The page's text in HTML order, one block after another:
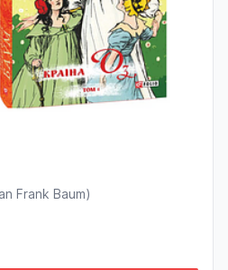
Frank Baum)